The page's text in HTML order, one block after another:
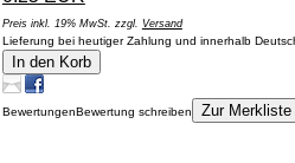
Preis inkl. 19% MwSt. zzgl. Versand
Lieferung bei heutiger Zahlung und innerhalb
In den Korb
BewertungenBewertung schreiben Zur